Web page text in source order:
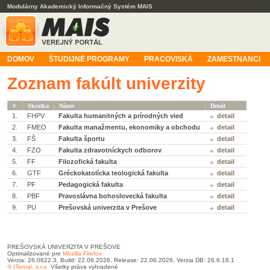
Modulárny Akademický Informačný Systém MAIS
DOMOV ŠTUDIJNÉ PROGRAMY PRACOVISKÁ ZAMESTNANCI
Zoznam fakúlt univerzity
# Skratka Názov Detail
1. FHPV Fakulta humanitných a prírodných vied
detail
2.
FMEO Fakulta manažmentu, ekonomiky a obchodu
detail
3.
FŠ Fakulta športu
detail
4.
FZO Fakulta zdravotníckych odborov
detail
5.
FF Filozofická fakulta
detail
6.
GTF Gréckokatolícka teologická fakulta
detail
7.
PF Pedagogická fakulta
detail
8.
PBF Pravoslávna bohoslovecká fakulta
detail
9.
PU Prešovská univerzita v Prešove detail
PREŠOVSKÁ UNIVERZITA V PREŠOVE
Optimalizované pre Mozilla Firefox
Verzia: 26.0622.3, Build: 22.06.2026, Release: 22.06.2026, Verzia DB: 26.6.18.1
© ITernal, s.r.o. Všetky práva vyhradené